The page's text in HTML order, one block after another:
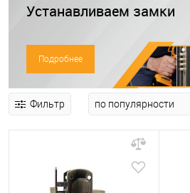
Устанавливаем замки
Подробнее
Фильтр